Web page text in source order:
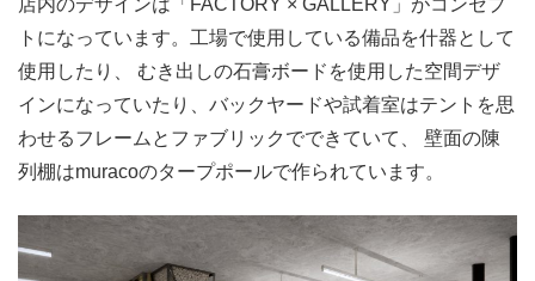
店内のデザインは「FACTORY × GALLERY」がコンセプ
トになっています。工場で使用している備品を什器として
使用したり、 むき出しの石膏ボードを使用した空間デザ
インになっていたり、バックヤードや試着室はテントを思
わせるフレームとファブリックでできていて、 壁面の陳
列棚はmuracoのタープポールで作られています。